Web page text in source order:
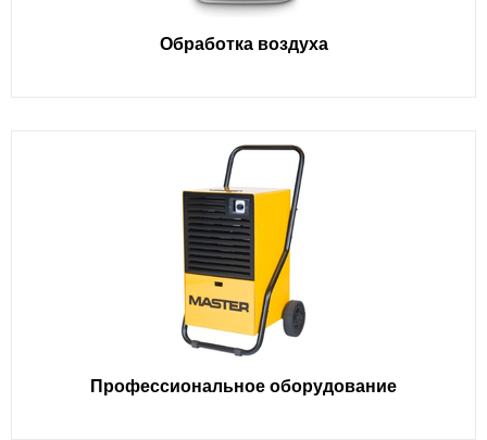
Обработка воздуха
Профессиональное оборудование